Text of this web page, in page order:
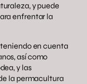
y puede
enfrentar la
en cuenta
así como
y las
la permacultura